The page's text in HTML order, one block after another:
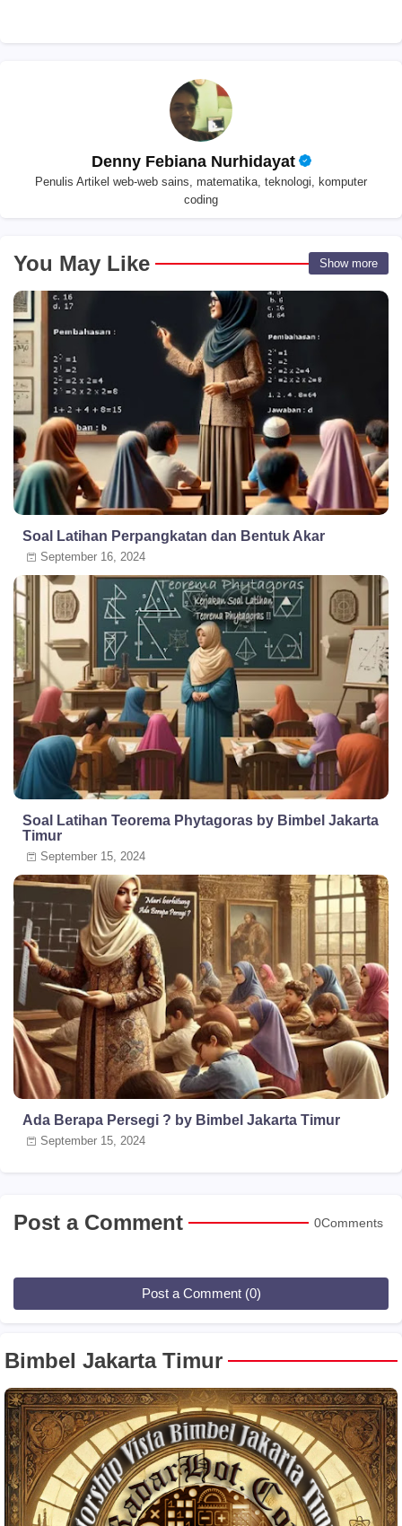
Denny Febiana Nurhidayat
Penulis Artikel web-web sains, matematika, teknologi, komputer
coding
You May Like Show more
Soal Latihan Perpangkatan dan Bentuk Akar
September 16, 2024
Soal Latihan Teorema Phytagoras by Bimbel Jakarta
Timur
September 15, 2024
Ada Berapa Persegi ? by Bimbel Jakarta Timur
September 15, 2024
Post a Comment 0Comments
Post a Comment (0)
Bimbel Jakarta Timur